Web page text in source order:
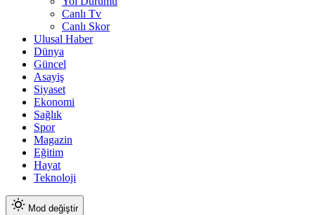
Canlı Tv
Canlı Skor
Ulusal Haber
Dünya
Güncel
Asayiş
Siyaset
Ekonomi
Sağlık
Spor
Magazin
Eğitim
Hayat
Teknoloji
Mod değiştir